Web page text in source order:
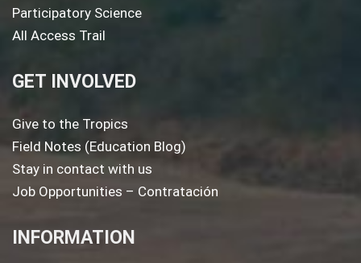
Participatory Science
All Access Trail
GET INVOLVED
Give to the Tropics
Field Notes (Education Blog)
Stay in contact with us
Job Opportunities – Contratación
INFORMATION